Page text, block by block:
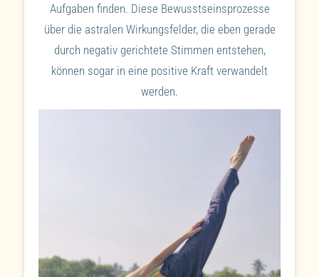
Aufgaben finden. Diese Bewusstseinsprozesse
über die astralen Wirkungsfelder, die eben gerade
durch negativ gerichtete Stimmen entstehen,
können sogar in eine positive Kraft verwandelt
werden.